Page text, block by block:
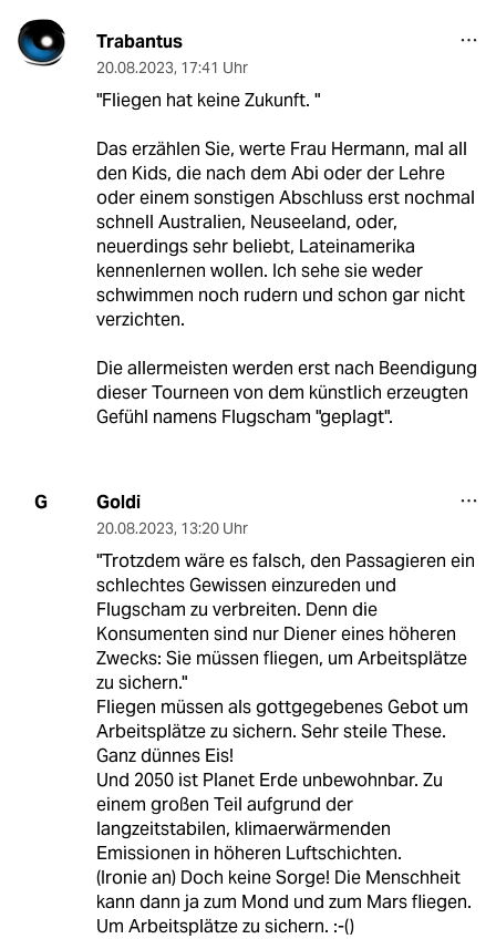
Trabantus
20.08.2023, 17:41 Uhr
"Fliegen hat keine Zukunft. "
Das erzählen Sie, werte Frau Hermann, mal all
den Kids, die nach dem Abi oder der Lehre
oder einem sonstigen Abschluss erst nochmal
schnell Australien, Neuseeland, oder,
neuerdings sehr beliebt, Lateinamerika
kennenlernen wollen. Ich sehe sie weder
schwimmen noch rudern und schon gar nicht
verzichten.
Die allermeisten werden erst nach Beendigung
dieser Tourneen von dem künstlich erzeugten
Gefühl namens Flugscham "geplagt".
G Goldi
20.08.2023, 13:20 Uhr
"Trotzdem wäre es falsch, den Passagieren ein
schlechtes Gewissen einzureden und
Flugscham zu verbreiten. Denn die
Konsumenten sind nur Diener eines höheren
Zwecks: Sie müssen fliegen, um Arbeitsplätze
zu sichern."
Fliegen müssen als gottgegebenes Gebot um
Arbeitsplätze zu sichern. Sehr steile These.
Ganz dünnes Eis!
Und 2050 ist Planet Erde unbewohnbar. Zu
einem großen Teil aufgrund der
langzeitstabilen, klimaerwärmenden
Emissionen in höheren Luftschichten.
(Ironie an) Doch keine Sorge! Die Menschheit
kann dann ja zum Mond und zum Mars fliegen.
Um Arbeitsplätze zu sichern. :-()